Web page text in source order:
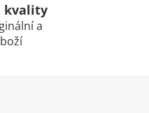
kvality
a